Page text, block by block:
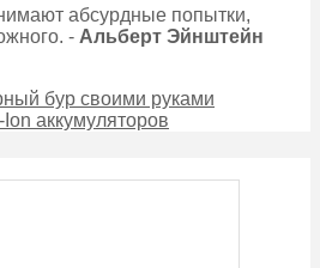
абсурдные попытки,
- Альберт Эйнштейн
бур своими руками
аккумуляторов